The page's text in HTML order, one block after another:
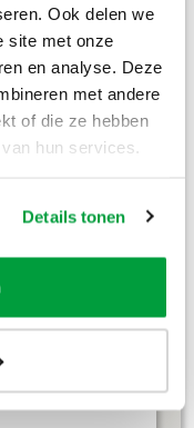
Ook delen we
site met onze
en analyse. Deze
met andere
of die ze hebben
hun services.
Details tonen
cm